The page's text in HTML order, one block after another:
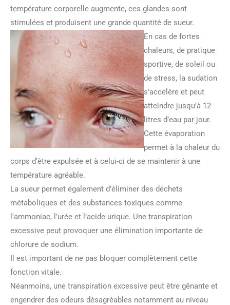
température corporelle augmente, ces glandes sont
stimulées et produisent une grande quantité de sueur.
En cas de fortes
chaleurs, de pratique
sportive, de soleil ou
de stress, la sudation
s’accélère et peut
atteindre jusqu’à 12
litres d’eau par jour.
Cette évaporation
permet à la chaleur du
corps d’être expulsée et à celui-ci de se maintenir à une
température agréable.
La sueur permet également d’éliminer des déchets
métaboliques et des substances toxiques comme
l’ammoniac, l’urée et l’acide urique. Une transpiration
excessive peut provoquer une élimination importante de
chlorure de sodium.
Il est important de ne pas bloquer complètement cette
fonction vitale.
Néanmoins, une transpiration excessive peut être gênante et
engendrer des odeurs désagréables notamment au niveau